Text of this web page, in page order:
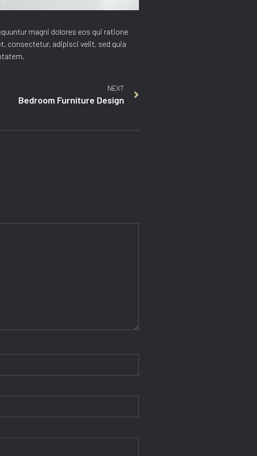
magni dolores eos qui ratione
consectetur, adipisci velit, sed quia
NEXT
Bedroom Furniture Design